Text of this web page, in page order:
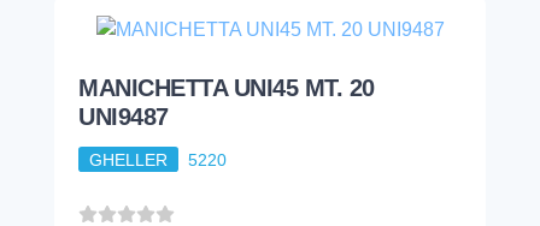
MANICHETTA UNI45 MT. 20
UNI9487
GHELLER 5220